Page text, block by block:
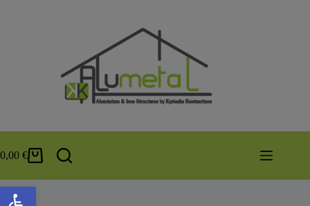
Ανοίξτε τη γραμμή εργαλείων
0,00 €